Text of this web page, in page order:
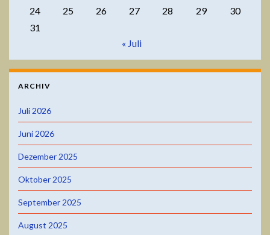
24
25 26 27 28 29
30
31
« Juli
ARCHIV
Juli 2026
Juni 2026
Dezember 2025
Oktober 2025
September 2025
August 2025